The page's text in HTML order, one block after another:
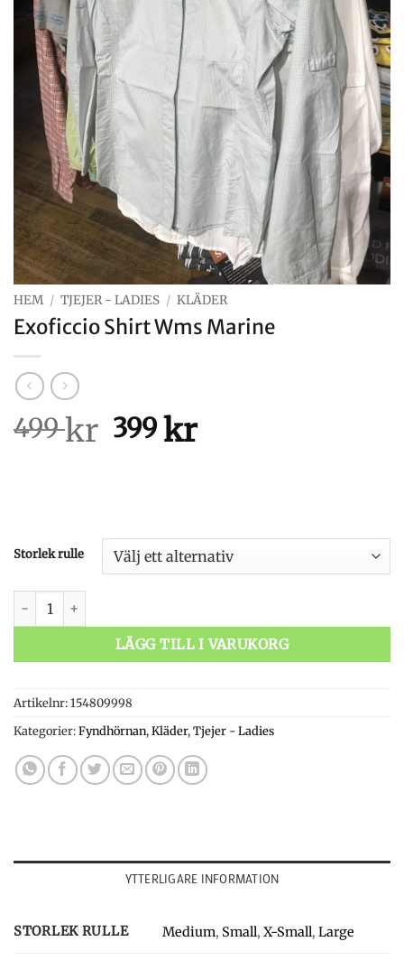
HEM / TJEJER - LADIES / KLÄDER
Exoficcio Shirt Wms Marine
499kr Det
ursprungliga
399krDet
Storlek rulle
Exoficcio Shirt Wms Marine mängd
LÄGG TILL I VARUKORG
Artikelnr:154809998
Kategorier:Fyndhörnan,Kläder,Tjejer - Ladies
YTTERLIGARE INFORMATION
STORLEK RULLE Medium, Small,X-Small,Large